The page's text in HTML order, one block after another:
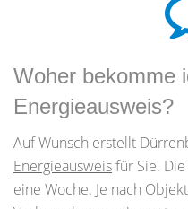
Woher bekomme
Energieausweis?
Auf Wunsch erstellt
Energieausweisfür Sie.
eine Woche. Je nach